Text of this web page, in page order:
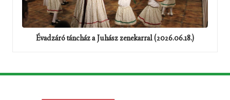
Évadzáró táncház a Juhász zenekarral (2026.06.18.)